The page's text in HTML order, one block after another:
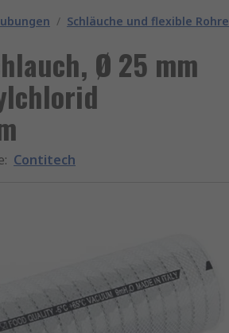
/ Schläuche und flexible Rohre
Ø 25 mm
: Contitech